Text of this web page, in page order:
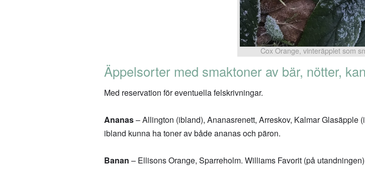
Cox Orange, vinteräpplet som
Äppelsorter med smaktoner av bär, nötter,
Med reservation för eventuella felskrivningar.
Ananas– Allington (ibland), Ananasrenett, Arreskov, Kalmar
ibland kunna ha toner av både ananas och päron.
Banan – Ellisons Orange, Sparreholm. Williams Favorit (på